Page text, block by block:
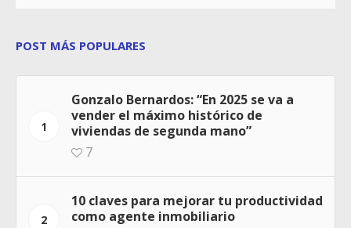
POST MÁS POPULARES
1
Gonzalo Bernardos: “En 2025 se va a
vender el máximo histórico de
viviendas de segunda mano”
7
2
10 claves para mejorar tu productividad
como agente inmobiliario